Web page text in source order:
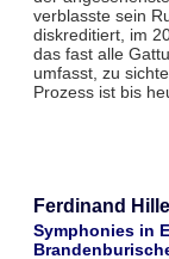
verblasste sein
diskreditiert, im
das fast alle
umfasst, zu
Prozess ist bis
Ferdinand
Symphonies in